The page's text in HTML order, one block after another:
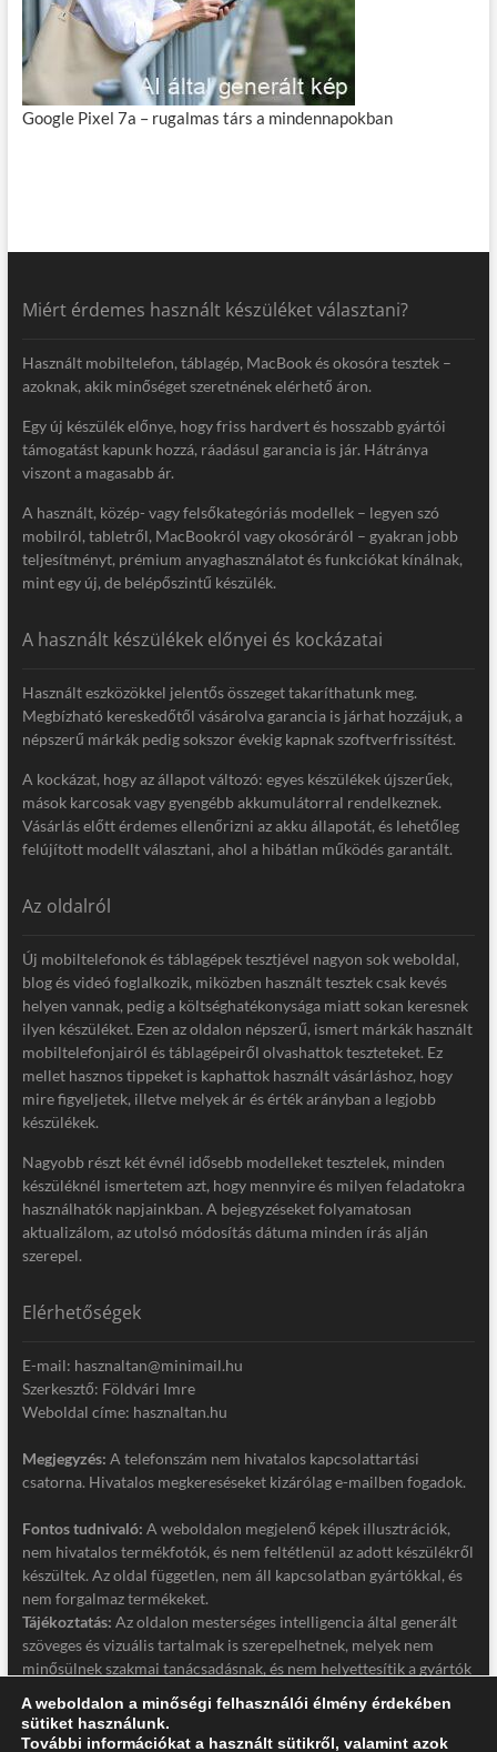
Google Pixel 7a – rugalmas társ a mindennapokban
Miért érdemes használt készüléket választani?
Használt mobiltelefon, táblagép, MacBook és okosóra tesztek –
azoknak, akik minőséget szeretnének elérhető áron.
Egy új készülék előnye, hogy friss hardvert és hosszabb gyártói
támogatást kapunk hozzá, ráadásul garancia is jár. Hátránya
viszont a magasabb ár.
A használt, közép- vagy felsőkategóriás modellek – legyen szó
mobilról, tabletről, MacBookról vagy okosóráról – gyakran jobb
teljesítményt, prémium anyaghasználatot és funkciókat kínálnak,
mint egy új, de belépőszintű készülék.
A használt készülékek előnyei és kockázatai
Használt eszközökkel jelentős összeget takaríthatunk meg.
Megbízható kereskedőtől vásárolva garancia is járhat hozzájuk, a
népszerű márkák pedig sokszor évekig kapnak szoftverfrissítést.
A kockázat, hogy az állapot változó: egyes készülékek újszerűek,
mások karcosak vagy gyengébb akkumulátorral rendelkeznek.
Vásárlás előtt érdemes ellenőrizni az akku állapotát, és lehetőleg
felújított modellt választani, ahol a hibátlan működés garantált.
Az oldalról
Új mobiltelefonok és táblagépek tesztjével nagyon sok weboldal,
blog és videó foglalkozik, miközben használt tesztek csak kevés
helyen vannak, pedig a költséghatékonysága miatt sokan keresnek
ilyen készüléket. Ezen az oldalon népszerű, ismert márkák használt
mobiltelefonjairól és táblagépeiről olvashattok teszteteket. Ez
mellet hasznos tippeket is kaphattok használt vásárláshoz, hogy
mire figyeljetek, illetve melyek ár és érték arányban a legjobb
készülékek.
Nagyobb részt két évnél idősebb modelleket tesztelek, minden
készüléknél ismertetem azt, hogy mennyire és milyen feladatokra
használhatók napjainkban. A bejegyzéseket folyamatosan
aktualizálom, az utolsó módosítás dátuma minden írás alján
szerepel.
Elérhetőségek
E-mail: hasznaltan@minimail.hu
Szerkesztő: Földvári Imre
Weboldal címe: hasznaltan.hu
Megjegyzés: A telefonszám nem hivatalos kapcsolattartási
csatorna. Hivatalos megkereséseket kizárólag e-mailben fogadok.
Fontos tudnivaló: A weboldalon megjelenő képek illusztrációk,
nem hivatalos termékfotók, és nem feltétlenül az adott készülékről
készültek. Az oldal független, nem áll kapcsolatban gyártókkal, és
nem forgalmaz termékeket.
Tájékoztatás: Az oldalon mesterséges intelligencia által generált
szöveges és vizuális tartalmak is szerepelhetnek, melyek nem
minősülnek szakmai tanácsadásnak, és nem helyettesítik a gyártók
Jogi nyilatkozat
A weboldalon a minőségi felhasználói élmény érdekében
sütiket használunk.
További információkat a használt sütikről, valamint azok